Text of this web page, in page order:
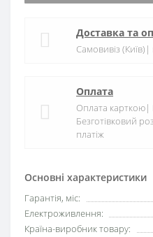
Основні характеристики
Гарантія, міс:
Електроживлення:
Країна-виробник товару:
Доставка та
Самовивіз
Оплата
Оплата карткою|
Безготівковий
платіж